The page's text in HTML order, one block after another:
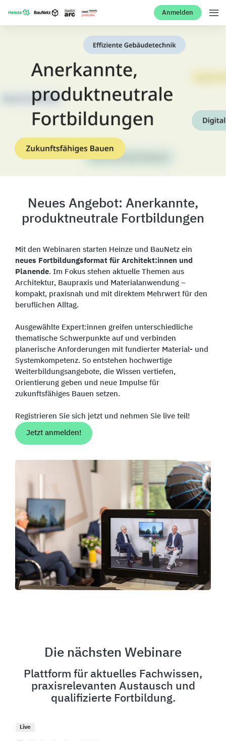
Anmelden
Neues Angebot: Anerkannte,
produktneutrale Fortbildungen
Mit den Webinaren starten Heinze und BauNetz ein
neues Fortbildungsformat für Architekt:innen und
Planende. Im Fokus stehen aktuelle Themen aus
Architektur, Baupraxis und Materialanwendung –
kompakt, praxisnah und mit direktem Mehrwert für den
beruflichen Alltag.
Ausgewählte Expert:innen greifen unterschiedliche
thematische Schwerpunkte auf und verbinden
planerische Anforderungen mit fundierter Material- und
Systemkompetenz. So entstehen hochwertige
Weiterbildungsangebote, die Wissen vertiefen,
Orientierung geben und neue Impulse für
zukunftsfähiges Bauen setzen.
Registrieren Sie sich jetzt und nehmen Sie live teil!
Jetzt anmelden!
Die nächsten Webinare
Plattform für aktuelles Fachwissen,
praxisrelevanten Austausch und
qualifizierte Fortbildung.
Live